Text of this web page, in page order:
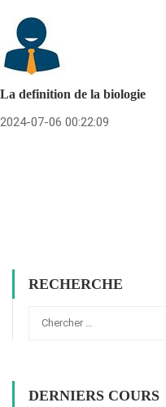
La definition de la biologie
2024-07-06 00:22:09
RECHERCHE
DERNIERS COURS